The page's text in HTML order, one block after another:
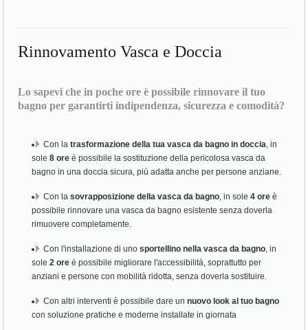
Rinnovamento Vasca e Doccia
Lo sapevi che in poche ore è possibile rinnovare il tuo
bagno per garantirti indipendenza, sicurezza e comodità?
Con latrasformazione della tua vasca da bagno in doccia, in
sole8 ore è possibile la sostituzione della pericolosa vasca da
bagno in una doccia sicura, più adatta anche per persone anziane.
Con lasovrapposizione della vasca da bagno, in sole 4 ore è
possibile rinnovare una vasca da bagno esistente senza doverla
rimuovere completamente.
Con l'installazione di unosportellino nella vasca da bagno, in
sole2 ore è possibile migliorare l'accessibilità, soprattutto per
anziani e persone con mobilità ridotta, senza doverla sostituire.
Con altri interventi è possibile dare unnuovo look al tuo bagno
con soluzione pratiche e moderne installate in giornata